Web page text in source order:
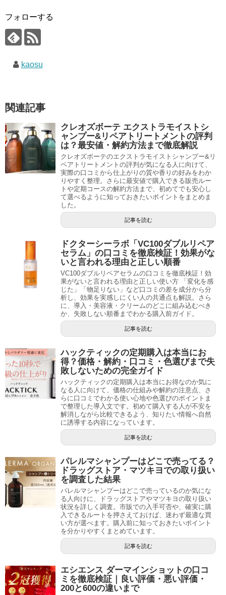
フォローする
kaosu
関連記事
クレオズボーテ エクストラモイストシ
ャンプー&リペアトリートメントの評判
は？最安値・解約方法まで徹底解説
クレオズボーテのエクストラモイストシャンプー&リ
ペアトリートメントの評判が気になる人に向けて、
実際の口コミから仕上がりの質や香りの好みをわか
りやすく整理。さらに最安値で購入できる販売ルー
トや定期コースの解約方法まで、初めてでも安心し
て選べるように知っておきたいポイントをまとめま
した。
記事を読む
ドクターシーラボ「VC100ダブルリペア
セラム」の口コミを徹底検証！効果がな
いと言われる理由と正しい順番
VC100ダブルリペアセラムの口コミを徹底検証！効
果がないと言われる理由と正しい使い方 「変化を感
じた」「物足りない」など口コミの差を成分から分
析し、効果を実感しにくい人の共通点も解説。さら
に、導入・美容液・クリームのどこに組み込むべき
か、失敗しない順番までわかる購入前ガイド。
記事を読む
ハックティックの定期購入は本当にお
得？価格・解約・口コミ・色選びまで失
敗しないための完全ガイド
ハックティックの定期購入は本当にお得なのか気に
なる人に向けて、価格の仕組みや解約の注意点、さ
らに口コミでわかる使い心地や色選びのポイントま
で整理した導入文です。初めて購入する人が不安を
解消しながら比較できるよう、知りたい情報へ自然
に誘導する内容になっています。
記事を読む
パレルマシャンプーはどこで売ってる？
ドラッグストア・マツキヨでの取り扱い
を調査した結果
パレルマシャンプーはどこで売っているのか気にな
る人向けに、ドラッグストアやマツキヨの取り扱い
状況を詳しく調査。市販での入手可否や、確実に購
入できるルートを押さえておけば、迷わず最適な買
い方が選べます。購入前に知っておきたいポイント
を分かりやすくまとめています。
記事を読む
エシエンス ダーマインショットの口コ
ミを徹底検証｜良い評価・悪い評価・
200と600の違いまで